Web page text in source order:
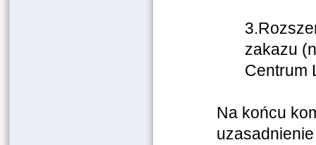
zakazu
Centrum
Na końcu